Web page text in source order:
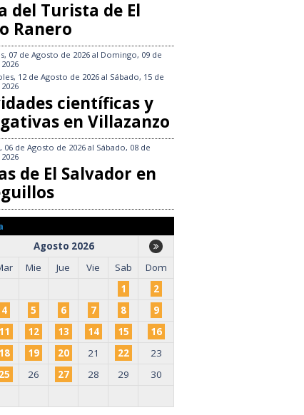
del Turista de El
Ranero
07 de Agosto de 2026 al Domingo, 09 de
12 de Agosto de 2026 al Sábado, 15 de
científicas y
en Villazanzo
06 de Agosto de 2026al Sábado, 08 de
de El Salvador en
Agosto 2026
Mie Jue Vie Sab
Dom
1
2
4 5 6 7 8
9
11 12 13 14 15
16
18 19 20 21 22
23
25 26 27 28 29
30